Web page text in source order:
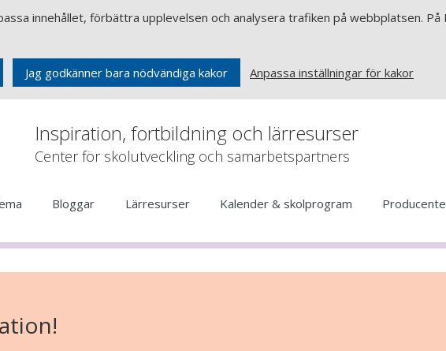
innehållet, förbättra upplevelsen och analysera trafiken på webbplatsen.
Jag godkänner bara nödvändiga kakor Anpassa inställningar för kakor
Inspiration, fortbildning och lärresurser
Center för skolutveckling och samarbetspartners
Bloggar Lärresurser Kalender & skolprogram